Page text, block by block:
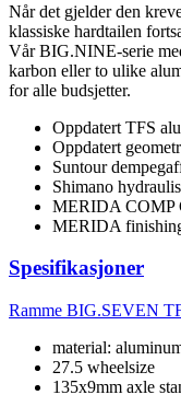
Når det gjelder den
klassiske hardtailen
Vår BIG.NINE-serie
karbon eller to ulike
for alle budsjetter.
Oppdatert TFS
Oppdatert
Suntour
Shimano
MERIDA COMP
MERIDA
Spesifikasjoner
Ramme BIG.SEVEN
material:
27.5 wheelsize
135x9mm axle